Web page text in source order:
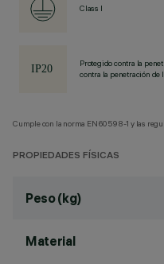
Class I
Protegido contra la
contra la penetración de
Cumple con la norma EN60598-1 y las
PROPIEDADES FÍSICAS
Peso (kg)
Material